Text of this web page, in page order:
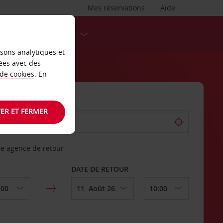
Aide
Mes réservations
agence de retour
DATE DE RETOUR
analytiques et
avec des
cookies. En
ET FERMER